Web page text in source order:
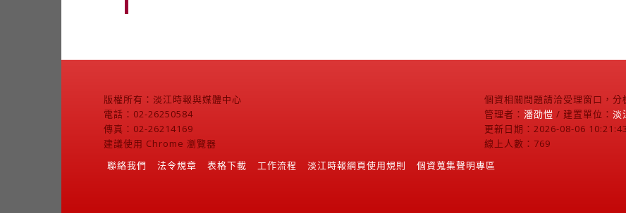
版權所有：淡江時報與媒體中心
電話：02-26250584
傳真：02-26214169
建議使用 Chrome 瀏覽器
個資相關問題請洽受理窗口，分
管理者： 潘劭愷 / 建置單位： 淡
更新日期：2026-08-06 10:21:43
線上人數：769
聯絡我們
法令規章 表格下載 工作流程 淡江時報網頁使用規則 個資蒐集聲明專區